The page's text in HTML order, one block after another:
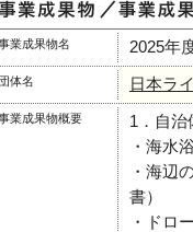
業成果物名 2025年
団体名 日本ラ
業成果物概要
1．自治
・海水
・海辺
書）
・ドロ